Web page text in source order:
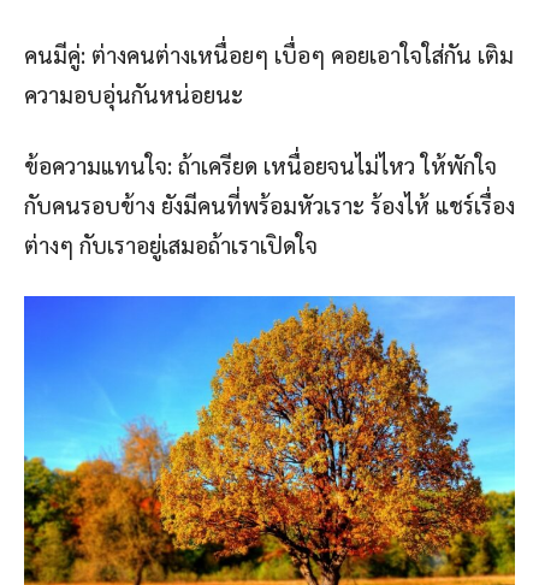
คนมีคู่: ต่างคนต่างเหนื่อยๆ เบื่อๆ คอยเอาใจใส่กัน เติม
ความอบอุ่นกันหน่อยนะ
ข้อความแทนใจ: ถ้าเครียด เหนื่อยจนไม่ไหว ให้พักใจ
กับคนรอบข้าง ยังมีคนที่พร้อมหัวเราะ ร้องไห้ แชร์เรื่อง
ต่างๆ กับเราอยู่เสมอถ้าเราเปิดใจ